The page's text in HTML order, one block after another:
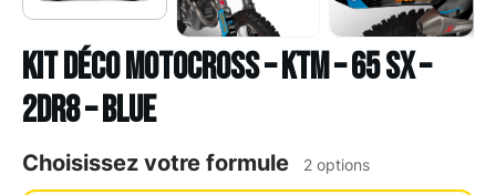
Kit déco Motocross – KTM – 65 SX –
2DR8 – BLUE
Choisissez votre formule 2 options